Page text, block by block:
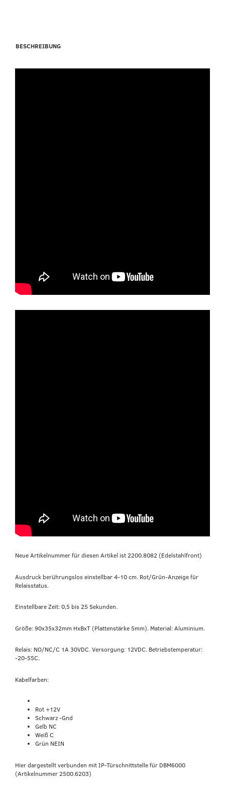
BESCHREIBUNG
Neue Artikelnummer für diesen Artikel ist 2200.8082 (Edelstahlfront)
Ausdruck berührungslos einstellbar 4-10 cm. Rot/Grün-Anzeige für
Relaisstatus.
Einstellbare Zeit: 0,5 bis 25 Sekunden.
Größe: 90x35x32mm HxBxT (Plattenstärke 5mm). Material: Aluminium.
Relais: NO/NC/C 1A 30VDC. Versorgung: 12VDC. Betriebstemperatur:
-20-55C.
Kabelfarben:
Rot +12V
Schwarz -Gnd
Gelb NC
Weiß C
Grün NEIN
Hier dargestellt verbunden mit IP-Türschnittstelle für DBM6000
(Artikelnummer 2500.6203)